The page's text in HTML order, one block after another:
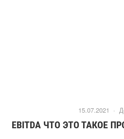
15.07.2021 ·
EBITDA ЧТО ЭТО ТАКОЕ